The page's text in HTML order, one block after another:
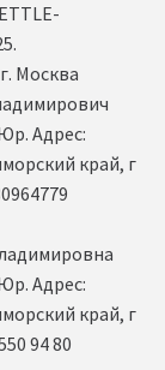
Москва
Адрес:
край, г
Адрес:
край, г
94 80